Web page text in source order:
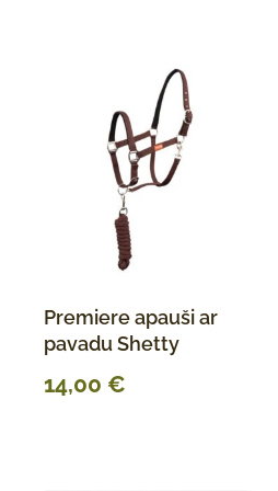
Premiere apauši ar
pavadu Shetty
14,00 €